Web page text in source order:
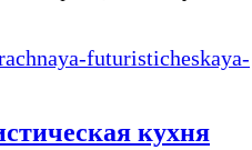
кухня